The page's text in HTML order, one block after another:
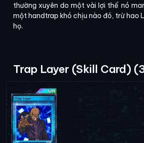
thường xuyên do một vài lợi thế nó
một handtrap khó chịu nào đó, trừ hao
họ.
Trap Layer (Skill Card)